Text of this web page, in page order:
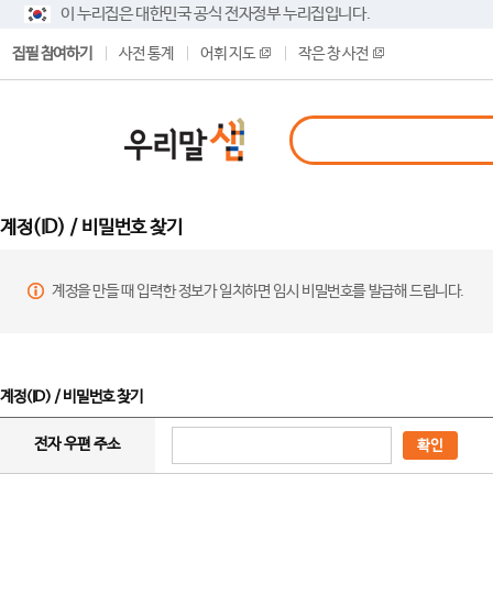
이 누리집은 대한민국 공식 전자정부 누리집입니다.
집필 참여하기 사전 통계 어휘 지도 작은 창 사전
계정(ID) / 비밀번호 찾기
계정을 만들 때 입력한 정보가 일치하면 임시 비밀번호를 발급해 드립니다.
계정(ID) / 비밀번호 찾기
전자 우편 주소 확인